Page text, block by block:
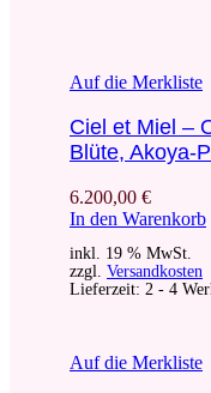
Auf die Merkliste
Ciel et Miel –
Blüte, Akoya-
6.200,00 €
In den Warenkorb
inkl. 19 % MwSt.
zzgl. Versandkosten
Lieferzeit: 2 - 4
Auf die Merkliste